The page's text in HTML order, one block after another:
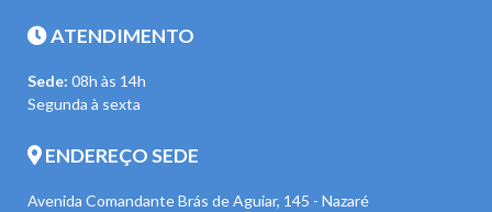
ATENDIMENTO
Sede: 08h às 14h
Segunda à sexta
ENDEREÇO SEDE
Avenida Comandante Brás de Aguiar, 145 - Nazaré